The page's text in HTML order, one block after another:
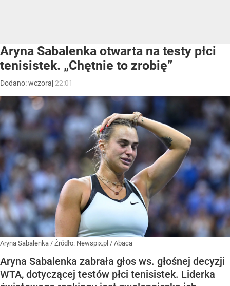
Aryna Sabalenka otwarta na testy płci
tenisistek. „Chętnie to zrobię”
Dodano:wczoraj 22:01
Aryna Sabalenka / Źródło: Newspix.pl / Abaca
Aryna Sabalenka zabrała głos ws. głośnej decyzji
WTA, dotyczącej testów płci tenisistek. Liderka